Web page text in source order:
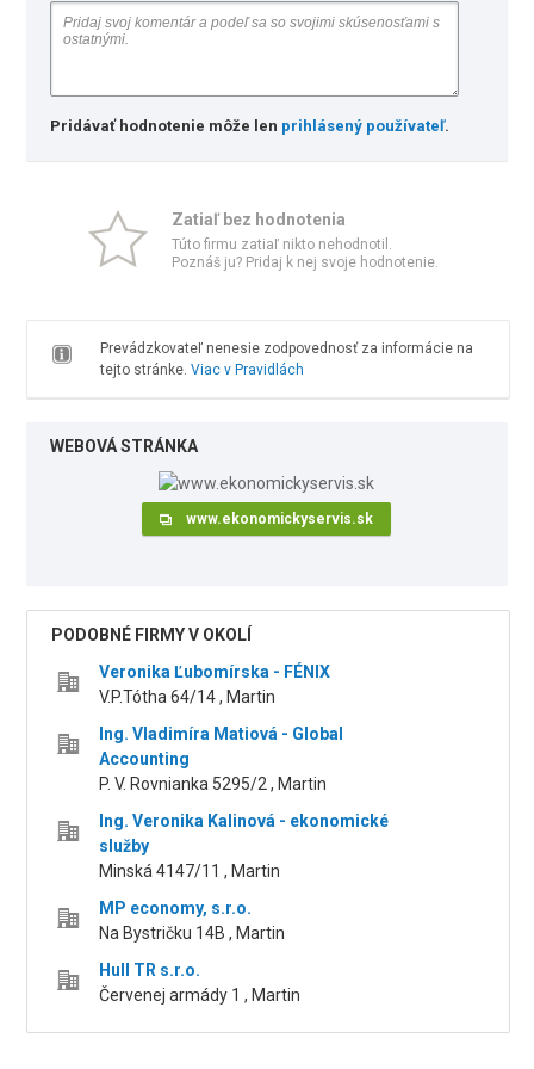
Pridávať hodnotenie môže len prihlásený používateľ.
Zatiaľ bez hodnotenia
Túto firmu zatiaľ nikto nehodnotil.
Poznáš ju? Pridaj k nej svoje hodnotenie.
Prevádzkovateľ nenesie zodpovednosť za informácie na
tejto stránke. Viac v Pravidlách
WEBOVÁ STRÁNKA
www.ekonomickyservis.sk
PODOBNÉ FIRMY V OKOLÍ
Veronika Ľubomírska - FÉNIX
V.P.Tótha 64/14 , Martin
Ing. Vladimíra Matiová - Global
Accounting
P. V. Rovnianka 5295/2 , Martin
Ing. Veronika Kalinová - ekonomické
služby
Minská 4147/11 , Martin
MP economy, s.r.o.
Na Bystričku 14B , Martin
Hull TR s.r.o.
Červenej armády 1 , Martin